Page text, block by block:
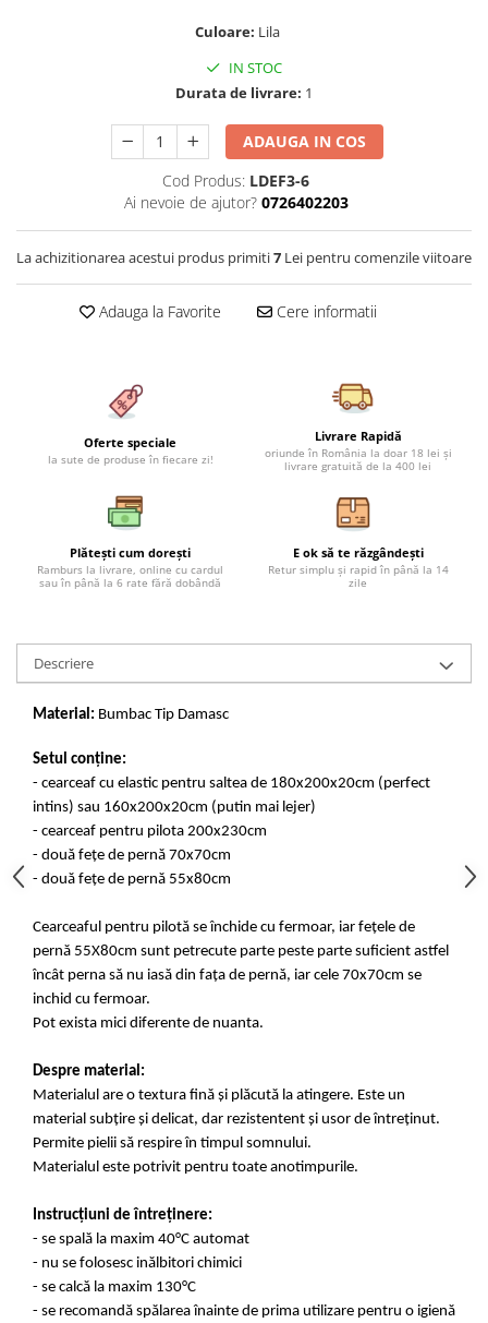
Cearceaf normal
Lenjerii Pufoase Fluffy/ Rabbit
Bumbac Neted Nesatinat
Bumbac 100% Poplin Hobby
Bumbac 100%
Lenjerii Creponate
Lenjerii pentru PASTE
Set Lenjerie + Draperii Pat Dublu
Huse Impermeabile 180x200cm
Culoare: Lila
IN STOC
Durata de livrare: 1
ADAUGA IN COS
Cod Produs: LDEF3-6
Ai nevoie de ajutor? 0726402203
La achizitionarea acestui produs primiti7 Lei pentru comenzile viitoare
Adauga la Favorite Cere informatii
Oferte speciale
la sute de produse în fiecare zi!
Livrare Rapidă
oriunde în România la doar 18 lei și
livrare gratuită de la 400 lei
Plătești cum dorești
Ramburs la livrare, online cu cardul
sau în până la 6 rate fără dobândă
E ok să te răzgândești
Retur simplu și rapid în până la 14
zile
Descriere
Material: Bumbac Tip Damasc
Setul conține:
- cearceaf cu elastic pentru saltea de 180x200x20cm (perfect
intins) sau 160x200x20cm (putin mai lejer)
- cearceaf pentru pilota 200x230cm
- două fețe de pernă 70x70cm
- două fețe de pernă 55x80cm
Cearceaful pentru pilotă se închide cu fermoar, iar fețele de
pernă 55X80cm sunt petrecute parte peste parte suficient astfel
încât perna să nu iasă din fața de pernă, iar cele 70x70cm se
inchid cu fermoar.
Pot exista mici diferente de nuanta.
Despre material:
Materialul are o textura fină și plăcută la atingere. Este un
material subțire și delicat, dar rezistentent și usor de întreținut.
Permite pielii să respire în timpul somnului.
Materialul este potrivit pentru toate anotimpurile.
Instrucțiuni de întreținere:
- se spală la maxim 40°C automat
- nu se folosesc inălbitori chimici
- se calcă la maxim 130°C
- se recomandă spălarea înainte de prima utilizare pentru o igienă